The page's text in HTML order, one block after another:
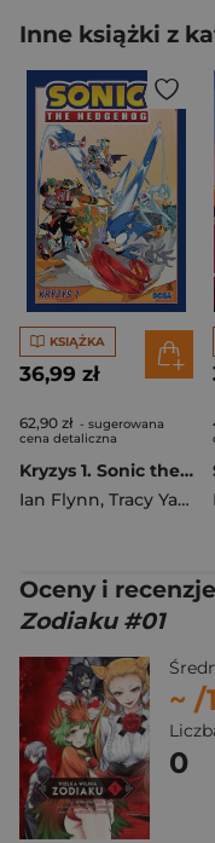
Inne książki z
KSIĄŻKA
36,99 zł
62,90 zł - sugerowana
cena detaliczna
Kryzys 1. Sonic the Hedgehog. Tom 9 wyd. 2
Ian Flynn, Tracy Yardley
Oceny i
Zodiaku #01
~ /
0